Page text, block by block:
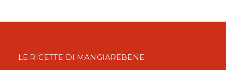
LE RICETTE DI MANGIAREBENE